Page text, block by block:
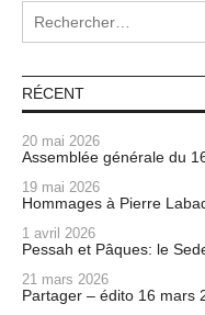
RÉCENT
20 mai 2026
Assemblée générale du
19 mai 2026
Hommages à Pierre
1 avril 2026
Pessah et Pâques: le
21 mars 2026
Partager – édito 16 mars